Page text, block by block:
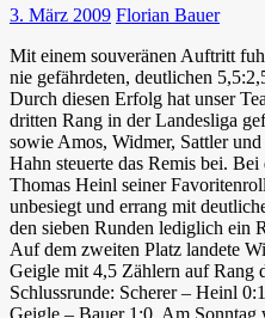
3. März 2009 Florian Bauer
Mit einem souveränen Auftritt
nie gefährdeten, deutlichen
Durch diesen Erfolg hat unser
dritten Rang in der Landesliga
sowie Amos, Widmer, Sattler
Hahn steuerte das Remis bei.
Thomas Heinl seiner
unbesiegt und errang mit
den sieben Runden lediglich ein
Auf dem zweiten Platz landete
Geigle mit 4,5 Zählern auf Rang
Schlussrunde: Scherer – Heinl
Geigle – Bauer 1:0. Am